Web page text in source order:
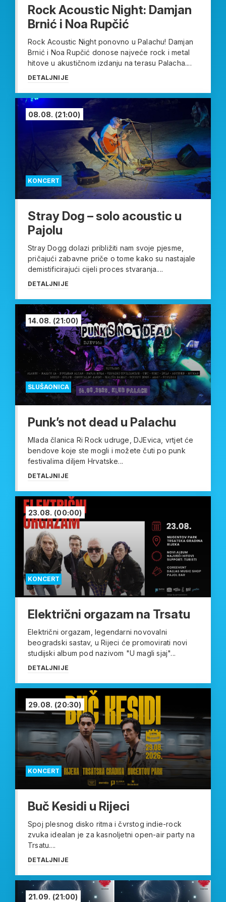
Rock Acoustic Night: Damjan
Brnić i Noa Rupčić
Rock Acoustic Night ponovno u Palachu! Damjan
Brnić i Noa Rupčić donose najveće rock i metal
hitove u akustičnom izdanju na terasu Palacha....
DETALJNIJE
KONCERT
08.08. (21:00)
Stray Dog – solo acoustic u
Pajolu
Stray Dogg dolazi približiti nam svoje pjesme,
pričajući zabavne priče o tome kako su nastajale
demistificirajući cijeli proces stvaranja....
DETALJNIJE
SLUŠAONICA
14.08. (21:00)
Punk’s not dead u Palachu
Mlada članica Ri Rock udruge, DJEvica, vrtjet će
bendove koje ste mogli i možete čuti po punk
festivalima diljem Hrvatske...
DETALJNIJE
KONCERT
23.08. (00:00)
Električni orgazam na Trsatu
Električni orgazam, legendarni novovalni
beogradski sastav, u Rijeci će promovirati novi
studijski album pod nazivom "U magli sjaj"...
DETALJNIJE
KONCERT
29.08. (20:30)
Buč Kesidi u Rijeci
Spoj plesnog disko ritma i čvrstog indie-rock
zvuka idealan je za kasnoljetni open-air party na
Trsatu....
DETALJNIJE
21.09. (21:00)